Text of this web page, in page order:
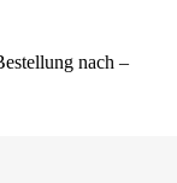
nach –